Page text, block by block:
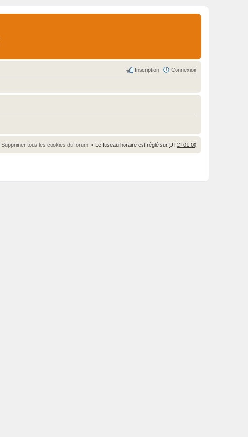
Connexion
Inscription
Le fuseau horaire est réglé sur UTC+01:00
Supprimer tous les cookies du forum